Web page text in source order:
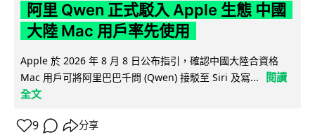
阿里 Qwen 正式駁入 Apple 生態 中國
大陸 Mac 用戶率先使用
Apple 於 2026 年 8 月 8 日公布指引，確認中國大陸合資格
Mac 用戶可將阿里巴巴千問 (Qwen) 接駁至 Siri 及寫...
閱讀
全文
9 分享